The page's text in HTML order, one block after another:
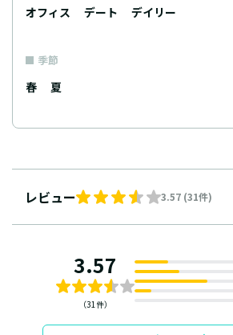
オフィス デート デイリー
季節
春 夏
レビュー 3.57 (31件)
3.57
（31件）